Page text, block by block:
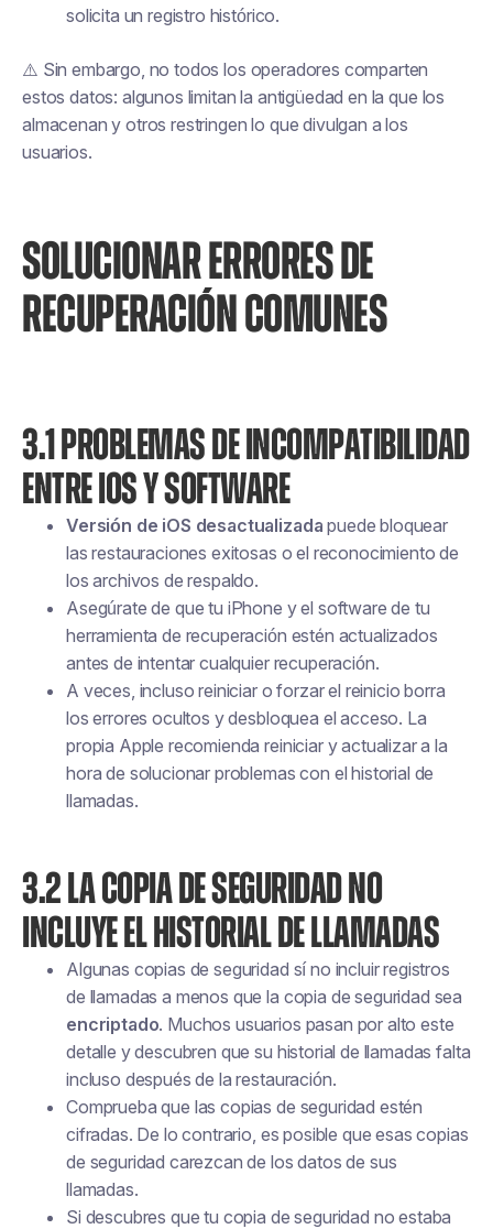
solicita un registro histórico.
⚠️ Sin embargo, no todos los operadores comparten
estos datos: algunos limitan la antigüedad en la que los
almacenan y otros restringen lo que divulgan a los
usuarios.
SOLUCIONAR ERRORES DE
RECUPERACIÓN COMUNES
3.1 PROBLEMAS DE INCOMPATIBILIDAD
ENTRE IOS Y SOFTWARE
Versión de iOS desactualizada puede bloquear
las restauraciones exitosas o el reconocimiento de
los archivos de respaldo.
Asegúrate de que tu iPhone y el software de tu
herramienta de recuperación estén actualizados
antes de intentar cualquier recuperación.
A veces, incluso reiniciar o forzar el reinicio borra
los errores ocultos y desbloquea el acceso. La
propia Apple recomienda reiniciar y actualizar a la
hora de solucionar problemas con el historial de
llamadas.
3.2 LA COPIA DE SEGURIDAD NO
INCLUYE EL HISTORIAL DE LLAMADAS
Algunas copias de seguridad síno incluir registros
de llamadas a menos que la copia de seguridad sea
encriptado. Muchos usuarios pasan por alto este
detalle y descubren que su historial de llamadas falta
incluso después de la restauración.
Comprueba que las copias de seguridad estén
cifradas. De lo contrario, es posible que esas copias
de seguridad carezcan de los datos de sus
llamadas.
Si descubres que tu copia de seguridad no estaba